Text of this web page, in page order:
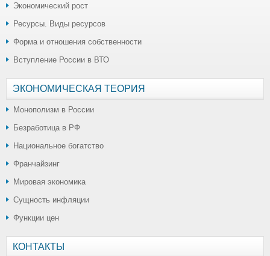
Экономический рост
Ресурсы. Виды ресурсов
Форма и отношения собственности
Вступление России в ВТО
ЭКОНОМИЧЕСКАЯ ТЕОРИЯ
Монополизм в России
Безработица в РФ
Национальное богатство
Франчайзинг
Мировая экономика
Сущность инфляции
Функции цен
КОНТАКТЫ